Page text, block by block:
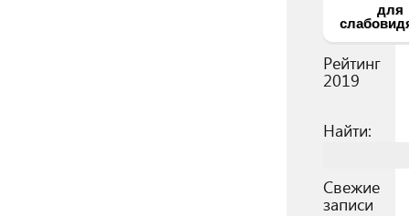
для
Рейтинг
2019
Найти:
Свежие
записи